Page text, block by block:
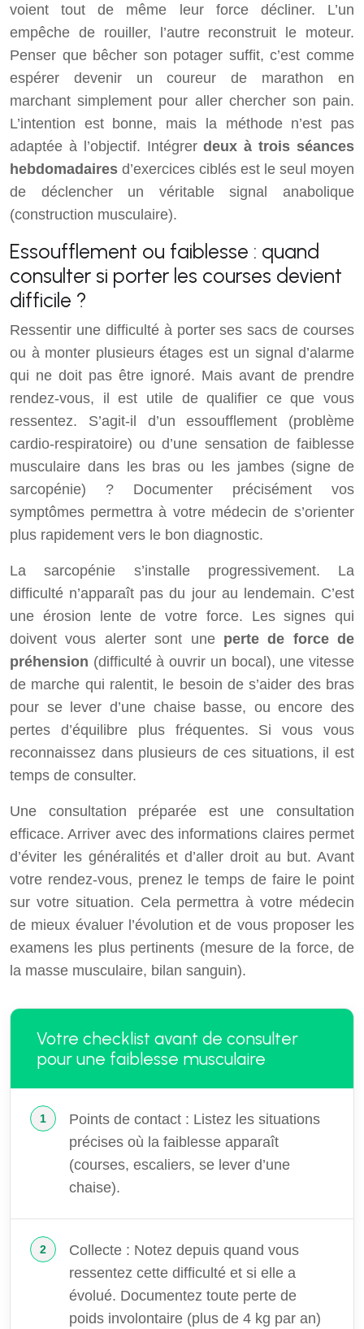
voient tout de même leur force décliner. L’un
empêche de rouiller, l’autre reconstruit le moteur.
Penser que bêcher son potager suffit, c’est comme
espérer devenir un coureur de marathon en
marchant simplement pour aller chercher son pain.
L’intention est bonne, mais la méthode n’est pas
adaptée à l’objectif. Intégrerdeux à trois séances
hebdomadaires d’exercices ciblés est le seul moyen
de déclencher un véritable signal anabolique
(construction musculaire).
Essoufflement ou faiblesse : quand
consulter si porter les courses devient
difficile ?
Ressentir une difficulté à porter ses sacs de courses
ou à monter plusieurs étages est un signal d’alarme
qui ne doit pas être ignoré. Mais avant de prendre
rendez-vous, il est utile de qualifier ce que vous
ressentez. S’agit-il d’un essoufflement (problème
cardio-respiratoire) ou d’une sensation de faiblesse
musculaire dans les bras ou les jambes (signe de
sarcopénie) ? Documenter précisément vos
symptômes permettra à votre médecin de s’orienter
plus rapidement vers le bon diagnostic.
La sarcopénie s’installe progressivement. La
difficulté n’apparaît pas du jour au lendemain. C’est
une érosion lente de votre force. Les signes qui
doivent vous alerter sont une perte de force de
préhension (difficulté à ouvrir un bocal), une vitesse
de marche qui ralentit, le besoin de s’aider des bras
pour se lever d’une chaise basse, ou encore des
pertes d’équilibre plus fréquentes. Si vous vous
reconnaissez dans plusieurs de ces situations, il est
temps de consulter.
Une consultation préparée est une consultation
efficace. Arriver avec des informations claires permet
d’éviter les généralités et d’aller droit au but. Avant
votre rendez-vous, prenez le temps de faire le point
sur votre situation. Cela permettra à votre médecin
de mieux évaluer l’évolution et de vous proposer les
examens les plus pertinents (mesure de la force, de
la masse musculaire, bilan sanguin).
Votre checklist avant de consulter
pour une faiblesse musculaire
Points de contact : Listez les situations
précises où la faiblesse apparaît
(courses, escaliers, se lever d’une
chaise).
Collecte : Notez depuis quand vous
ressentez cette difficulté et si elle a
évolué. Documentez toute perte de
poids involontaire (plus de 4 kg par an)